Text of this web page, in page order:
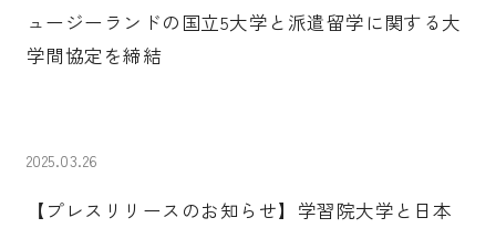
学校法人日本女子大学
附属中学校
附属高等学校
ュージーランドの国立5大学と派遣留学に関する大
学間協定を締結
2025.03.26
【プレスリリースのお知らせ】学習院大学と日本